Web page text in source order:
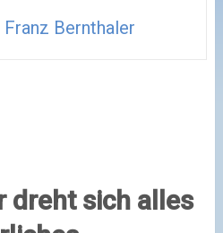
Franz Bernthaler
dreht sich alles